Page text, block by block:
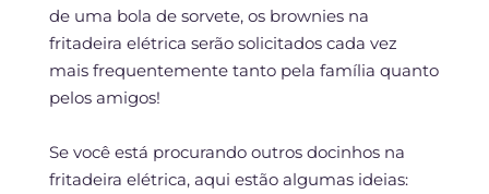
de uma bola de sorvete, os brownies na
fritadeira elétrica serão solicitados cada vez
mais frequentemente tanto pela família quanto
pelos amigos!
Se você está procurando outros docinhos na
fritadeira elétrica, aqui estão algumas ideias: